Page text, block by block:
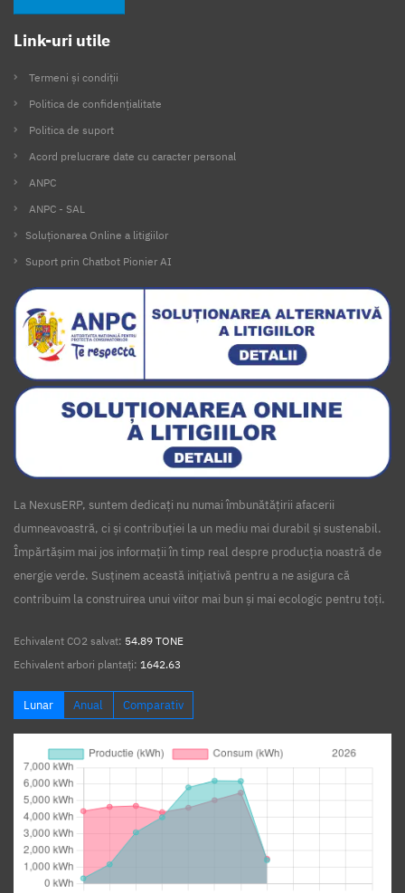
Link-uri utile
Termeni și condiții
Politica de confidențialitate
Politica de suport
Acord prelucrare date cu caracter personal
ANPC
ANPC - SAL
Soluționarea Online a litigiilor
Suport prin Chatbot Pionier AI
La NexusERP, suntem dedicați nu numai îmbunătățirii afacerii
dumneavoastră, ci și contribuției la un mediu mai durabil și sustenabil.
Împărtășim mai jos informații în timp real despre producția noastră de
energie verde. Susținem această inițiativă pentru a ne asigura că
contribuim la construirea unui viitor mai bun și mai ecologic pentru toți.
Echivalent CO2 salvat: 54.89 TONE
Echivalent arbori plantați: 1642.63
Lunar Anual Comparativ